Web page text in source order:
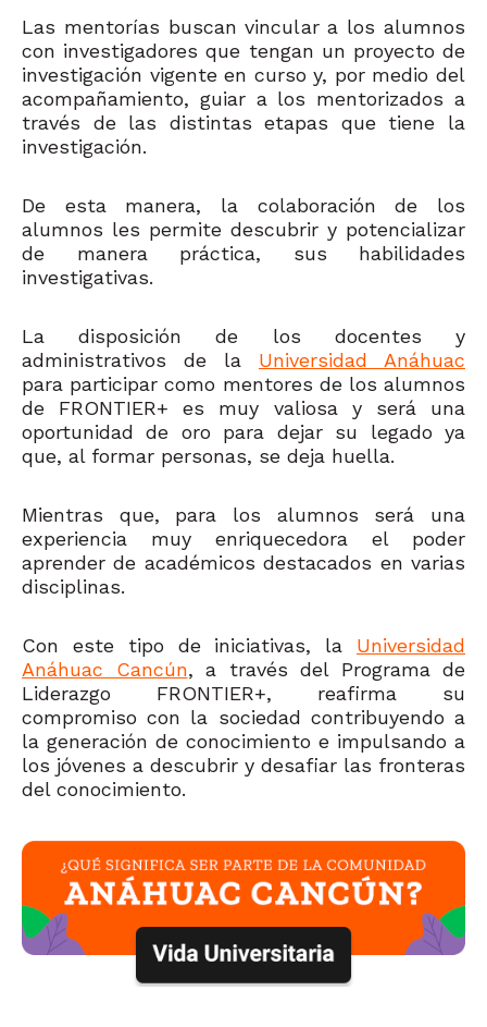
Las mentorías buscan vincular a los alumnos
con investigadores que tengan un proyecto de
investigación vigente en curso y, por medio del
acompañamiento, guiar a los mentorizados a
través de las distintas etapas que tiene la
investigación.
De esta manera, la colaboración de los
alumnos les permite descubrir y potencializar
de manera práctica, sus habilidades
investigativas.
La disposición de los docentes y
administrativos de la Universidad Anáhuac
para participar como mentores de los alumnos
de FRONTIER+ es muy valiosa y será una
oportunidad de oro para dejar su legado ya
que, al formar personas, se deja huella.
Mientras que, para los alumnos será una
experiencia muy enriquecedora el poder
aprender de académicos destacados en varias
disciplinas.
Con este tipo de iniciativas, la Universidad
Anáhuac Cancún, a través del Programa de
Liderazgo FRONTIER+, reafirma su
compromiso con la sociedad contribuyendo a
la generación de conocimiento e impulsando a
los jóvenes a descubrir y desafiar las fronteras
del conocimiento.